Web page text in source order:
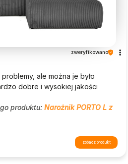
zweryfikowano
ale można je było
dobre i wysokiej jakości
produktu: Narożnik PORTO L z
zobacz produkt